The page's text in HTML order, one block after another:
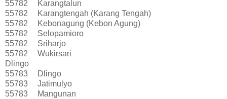
55782
Karangtalun
55782
Karangtengah (Karang Tengah)
55782
Kebonagung (Kebon Agung)
55782
Selopamioro
55782
Sriharjo
55782
Wukirsari
Dlingo
55783
Dlingo
55783
Jatimulyo
55783
Mangunan